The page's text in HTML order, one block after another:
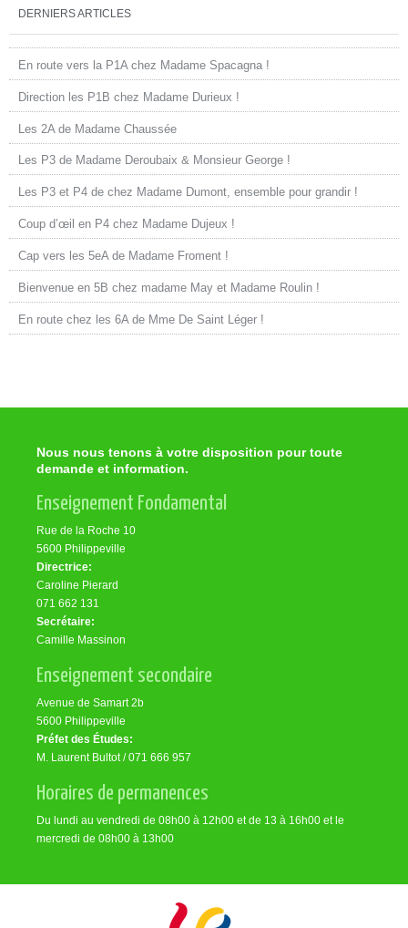
DERNIERS ARTICLES
En route vers la P1A chez Madame Spacagna !
Direction les P1B chez Madame Durieux !
Les 2A de Madame Chaussée
Les P3 de Madame Deroubaix & Monsieur George !
Les P3 et P4 de chez Madame Dumont, ensemble pour grandir !
Coup d’œil en P4 chez Madame Dujeux !
Cap vers les 5eA de Madame Froment !
Bienvenue en 5B chez madame May et Madame Roulin !
En route chez les 6A de Mme De Saint Léger !
Nous nous tenons à votre disposition pour toute
demande et information.
Enseignement Fondamental
Rue de la Roche 10
5600 Philippeville
Directrice:
Caroline Pierard
071 662 131
Secrétaire:
Camille Massinon
Enseignement secondaire
Avenue de Samart 2b
5600 Philippeville
Préfet des Études:
M. Laurent Bultot / 071 666 957
Horaires de permanences
Du lundi au vendredi de 08h00 à 12h00 et de 13 à 16h00 et le
mercredi de 08h00 à 13h00